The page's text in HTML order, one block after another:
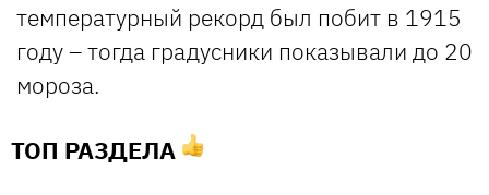
температурный рекорд был побит в 1915
году – тогда градусники показывали до 20
мороза.
ТОП РАЗДЕЛА